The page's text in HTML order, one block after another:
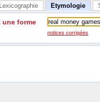
Lexicographie Etymologie
une forme
notices corrigées